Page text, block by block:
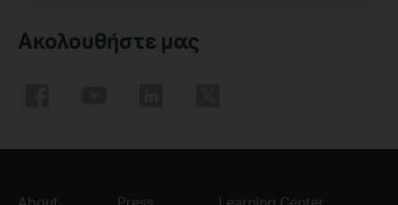
Ακολουθήστε μας